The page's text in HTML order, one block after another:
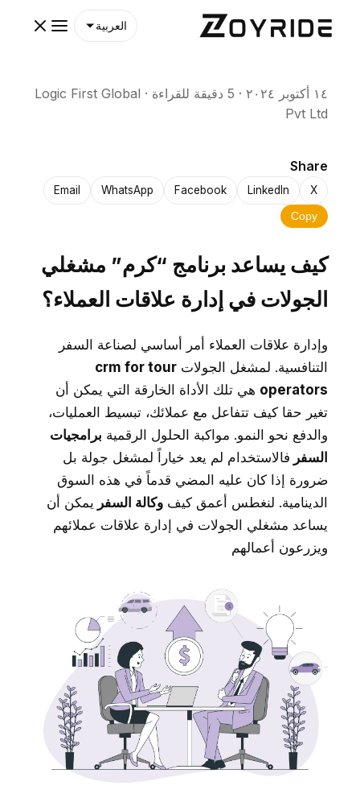
العربية
١٤ أكتوبر ٢٠٢٤ · 5 دقيقة للقراءة ·
Logic First Global
Pvt Ltd
Share
X
LinkedIn
Facebook
WhatsApp
Email
Copy
كيف يساعد برنامج “كرم” مشغلي
الجولات في إدارة علاقات العملاء؟
وإدارة علاقات العملاء أمر أساسي لصناعة السفر
التنافسية. لمشغل الجولات crm for tour
operators هي تلك الأداة الخارقة التي يمكن أن
تغير حقا كيف تتفاعل مع عملائك، تبسيط العمليات،
والدفع نحو النمو. مواكبة الحلول الرقمية برامجيات
السفر فالاستخدام لم يعد خياراً لمشغل جولة بل
ضرورة إذا كان عليه المضي قدماً في هذه السوق
الدينامية. لنغطس أعمق كيف وكالة السفر يمكن أن
يساعد مشغلي الجولات في إدارة علاقات عملائهم
ويزرعون أعمالهم